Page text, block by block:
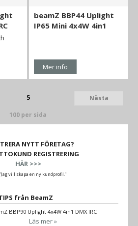
beamZ BBP44 Uplight
IP65 Mini 4x4W 4in1
Mer info
5
Nästa
100 per sida
NYTT FÖRETAG?
REGISTRERING
HÄR >>>
vill skapa en ny kundprofil."
från BeamZ
BBP90 Uplight 4x4W 4in1 DMX IRC
Läs mer »